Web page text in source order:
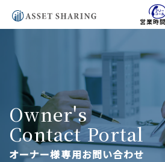
営業時
Owner's
Contact Portal
オーナー様専用お問い合わせ